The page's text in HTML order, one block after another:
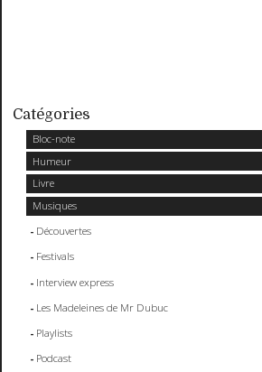
Catégories
Bloc-note
Humeur
Livre
Musiques
Découvertes
Festivals
Interview express
Les Madeleines de Mr Dubuc
Playlists
Podcast